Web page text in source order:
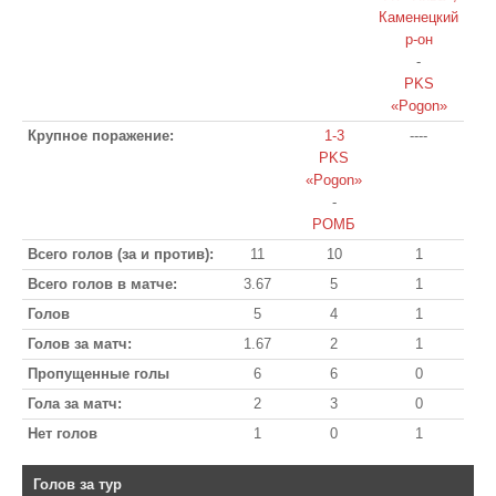
Каменецкий
р-он
-
PKS
«Pogon»
Крупное поражение:
1-3
PKS
«Pogon»
-
РОМБ
----
Всего голов (за и против): 11 10
1
Всего голов в матче:
3.67 5
1
Голов
5 4
1
Голов за матч:
1.67 2
1
Пропущенные голы
6 6
0
Гола за матч:
2 3
0
Нет голов
1 0 1
Голов за тур